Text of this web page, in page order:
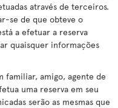
através de terceiros.
se de que obteve o
a efetuar a reserva
quaisquer informações
familiar, amigo, agente de
uma reserva em seu
serão as mesmas que